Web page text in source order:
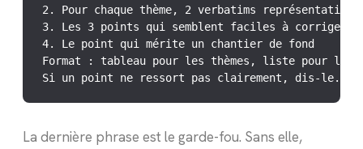
2. Pour chaque thème, 2 verbatims
3. Les 3 points qui semblent faciles à corriger
4. Le point qui mérite un chantier de fond
Format : tableau pour les thèmes, liste pour les
Si un point ne ressort pas clairement, dis-le.
La dernière phrase est le garde-fou. Sans elle,